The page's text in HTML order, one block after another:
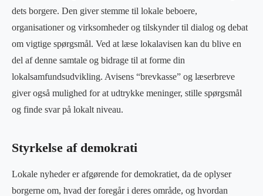
dets borgere. Den giver stemme til lokale beboere,
organisationer og virksomheder og tilskynder til dialog og debat
om vigtige spørgsmål. Ved at læse lokalavisen kan du blive en
del af denne samtale og bidrage til at forme din
lokalsamfundsudvikling. Avisens “brevkasse” og læserbreve
giver også mulighed for at udtrykke meninger, stille spørgsmål
og finde svar på lokalt niveau.
Styrkelse af demokrati
Lokale nyheder er afgørende for demokratiet, da de oplyser
borgerne om, hvad der foregår i deres område, og hvordan